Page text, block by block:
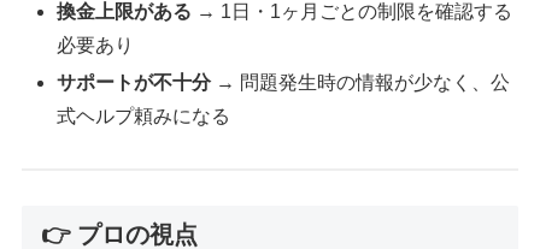
換金上限がある → 1日・1ヶ月ごとの制限を確認する
必要あり
サポートが不十分→ 問題発生時の情報が少なく、公
式ヘルプ頼みになる
👉 プロの視点